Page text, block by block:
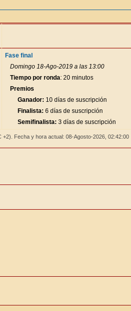
Fase final
Domingo 18-Ago-2019 a las 13:00
Tiempo por ronda: 20 minutos
Premios
Ganador: 10 días de suscripción
Finalista: 6 días de suscripción
Semifinalista: 3 días de suscripción
Fecha y hora actual: 08-Agosto-2026, 02:42:00